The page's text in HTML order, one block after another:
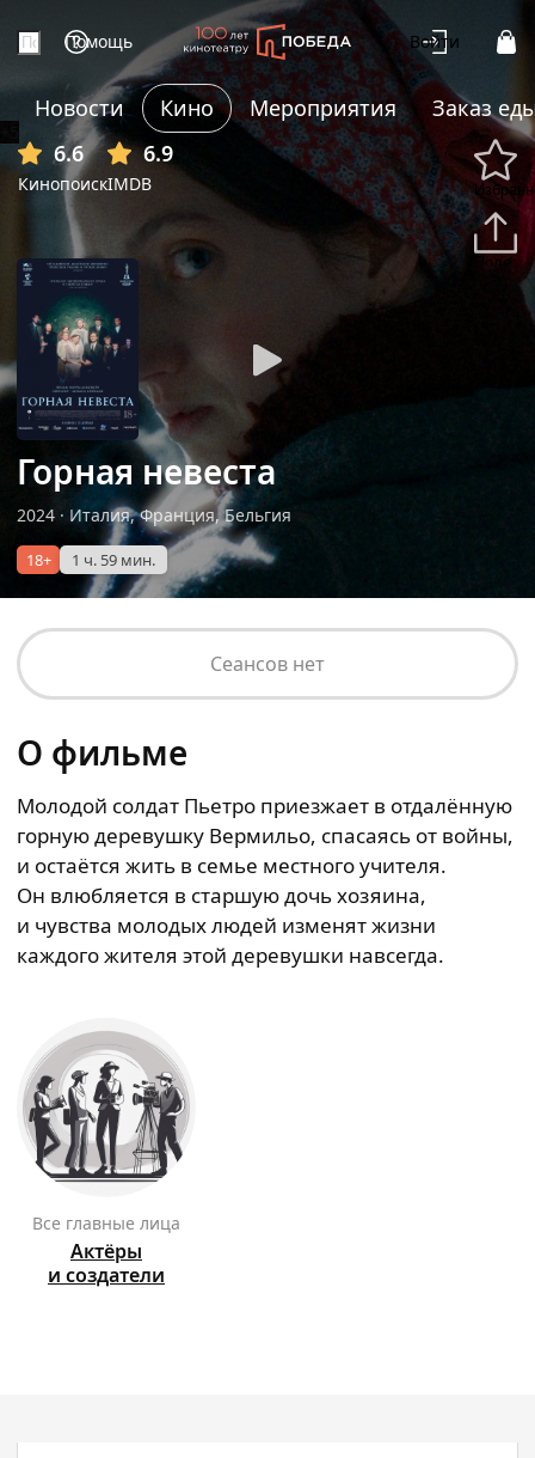
Помощь Войти
Новости Кино Мероприятия
Заказ
6.6
Кинопоиск
6.9
IMDB
Горная невеста
2024 · Италия, Франция, Бельгия
18+ 1 ч. 59 мин.
Сеансов нет
О фильме
Молодой солдат Пьетро приезжает в отдалённую
горную деревушку Вермильо, спасаясь от войны,
и остаётся жить в семье местного учителя.
Он влюбляется в старшую дочь хозяина,
и чувства молодых людей изменят жизни
каждого жителя этой деревушки навсегда.
Все главные лица
Актёры
и создатели